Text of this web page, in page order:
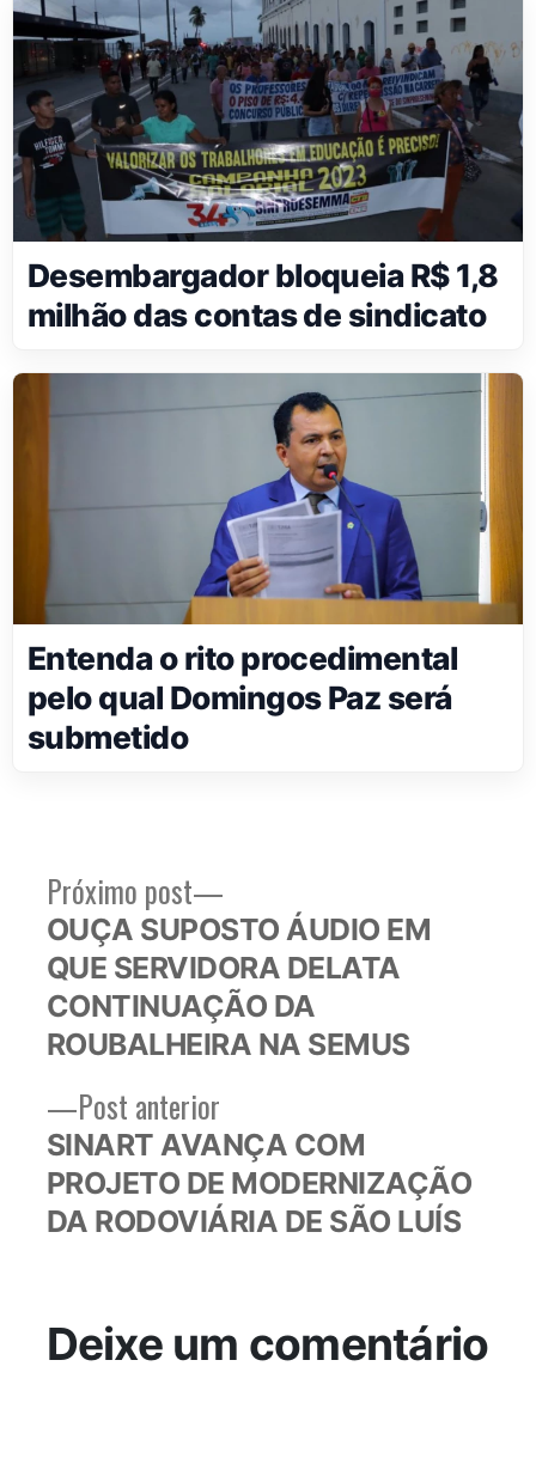
Desembargador bloqueia R$ 1,8
milhão das contas de sindicato
Entenda o rito procedimental
pelo qual Domingos Paz será
submetido
Navegação
de
Post
Post anteriorPost
anterior:
SINART AVANÇA COM
PROJETO DE MODERNIZAÇÃO
DA RODOVIÁRIA DE SÃO LUÍS
Próximo post
Próximo
post:
OUÇA SUPOSTO ÁUDIO EM
QUE SERVIDORA DELATA
CONTINUAÇÃO DA
ROUBALHEIRA NA SEMUS
Deixe um comentário